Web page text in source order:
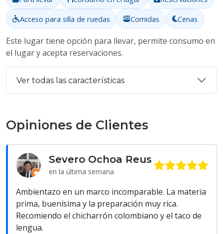
Acceso para silla de ruedas
Comidas Cenas
Este lugar tiene opción para llevar, permite consumo en
el lugar y acepta reservaciones.
Ver todas las características
Opiniones de Clientes
Severo Ochoa Reus
en la última semana
Ambientazo en un marco incomparable. La materia
prima, buenísima y la preparación muy rica.
Recomiendo el chicharrón colombiano y el taco de
lengua.